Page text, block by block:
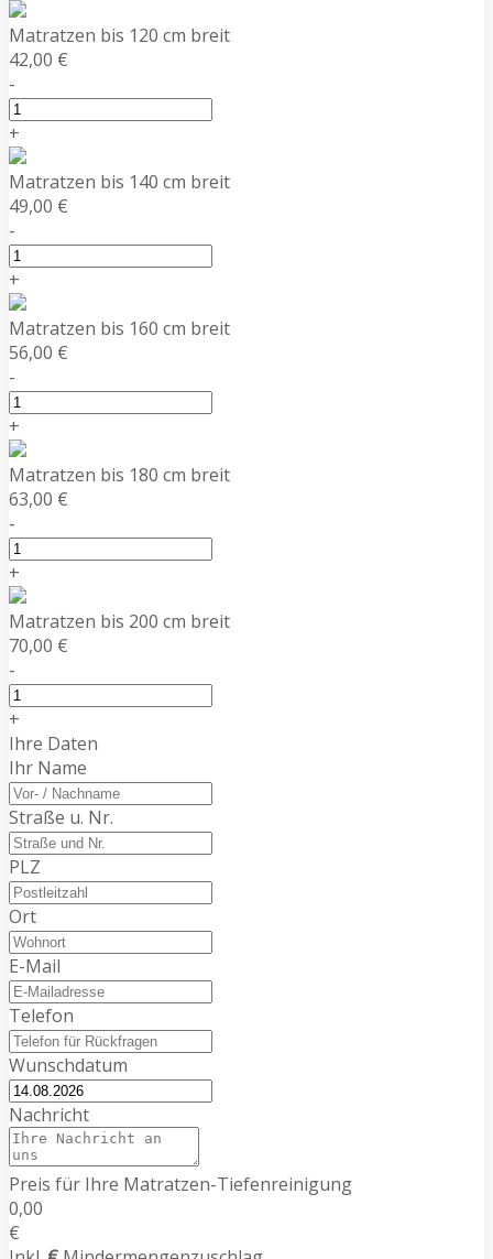
Matratzen bis 120 cm breit
42,00 €
-
+
Matratzen bis 140 cm breit
49,00 €
-
+
Matratzen bis 160 cm breit
56,00 €
-
+
Matratzen bis 180 cm breit
63,00 €
-
+
Matratzen bis 200 cm breit
70,00 €
-
+
Ihre Daten
Ihr Name
Straße u. Nr.
PLZ
Ort
E-Mail
Telefon
Wunschdatum
Nachricht
Preis für Ihre Matratzen-Tiefenreinigung
0,00
€